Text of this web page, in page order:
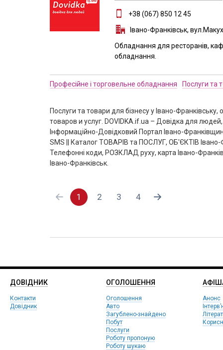
+38 (067) 850 12 45
Івано-Франківськ,
Обладнання для ресторанів,
обладнання.
Професійне і торговельне обладнання Послуги та
Послуги та товари для бізнесу у Івано-
товаров и услуг. DOVIDKA.if.ua – Довідка для
Інформаційно-Довідковий Портал Івано-
SMS || Каталог ТОВАРІВ та ПОСЛУГ, ОБ'ЄКТІВ Івано-
Телефонні коди, РОЗКЛАД руху, карта Івано-
Івано-Франківськ.
1 2 3 4
ДОВІДНИК
Контакти
Довідник
ОГОЛОШЕННЯ
Оголошення
Авто
Загублено-знайдено
Побут
Послуги
Роботу пропоную
Роботу шукаю
Анонс